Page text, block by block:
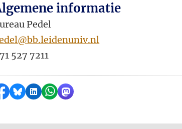
informatie
Pedel
527 7211
Delen op Facebook
Delen via Bluesky
Delen op LinkedIn
Delen via WhatsApp
Delen via Mastodon